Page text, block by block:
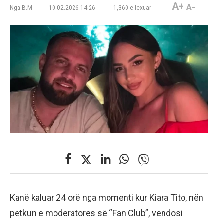
Nga B.M 10.02.2026 14:26 1,360 e lexuar A+ A-
Kanë kaluar 24 orë nga momenti kur Kiara Tito, nën
petkun e moderatores së “Fan Club”, vendosi